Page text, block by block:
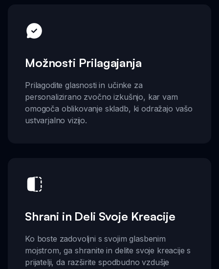
Možnosti Prilagajanja
Prilagodite glasnosti in učinke za
personalizirano zvočno izkušnjo, kar vam
omogoča oblikovanje skladb, ki odražajo vašo
ustvarjalno vizijo.
Shrani in Deli Svoje Kreacije
Ko boste zadovoljni s svojim glasbenim
mojstrom, ga shranite in delite svoje kreacije s
prijatelji, da razširite spodbudno vzdušje